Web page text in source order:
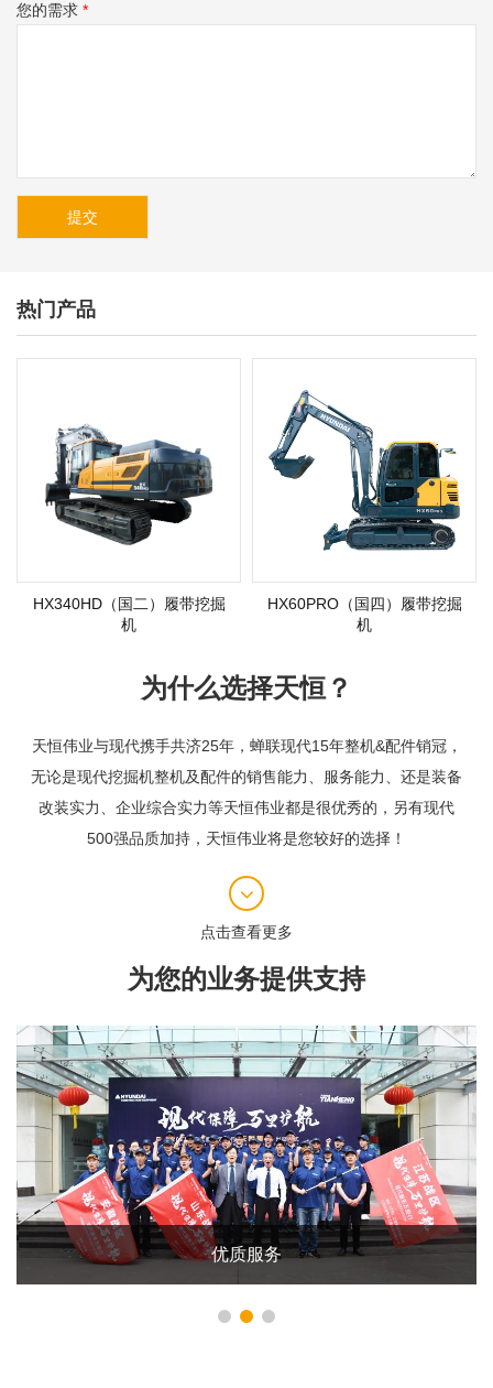
您的需求 *
热门产品
HX340HD（国二）履带挖掘
机
HX60PRO（国四）履带挖掘
机
为什么选择天恒？
天恒伟业与现代携手共济25年，蝉联现代15年整机&配件销冠，
无论是现代挖掘机整机及配件的销售能力、服务能力、还是装备
改装实力、企业综合实力等天恒伟业都是很优秀的，另有现代
500强品质加持，天恒伟业将是您较好的选择！
为您的业务提供支持
优质服务